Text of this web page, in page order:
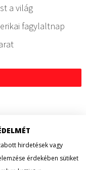
a világ
fagylaltnap
hirdetések vagy
érdekében sütiket